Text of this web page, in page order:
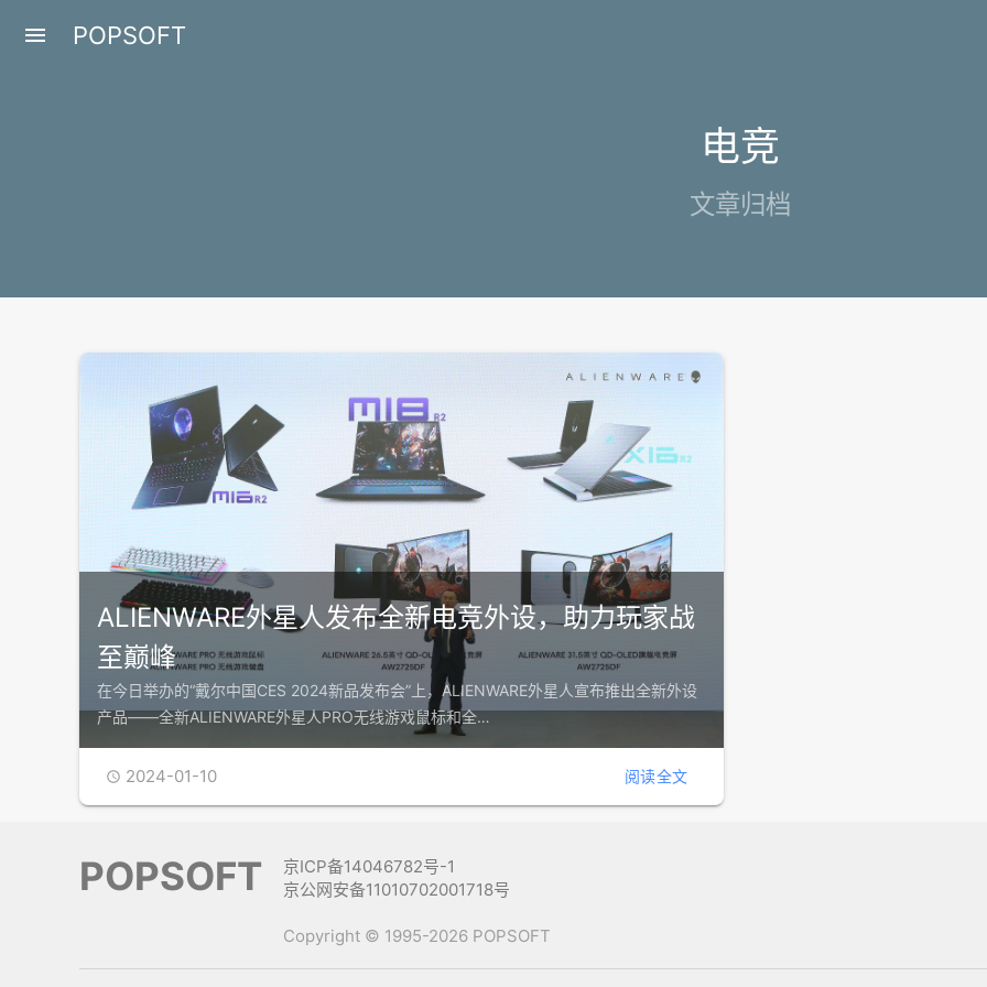
menu POPSOFT
电竞
文章归档
ALIENWARE外星人发布全新电竞外设，助力玩家战
至巅峰
在今日举办的“戴尔中国CES 2024新品发布会”上，ALIENWARE外星人宣布推出全新外设
产品——全新ALIENWARE外星人PRO无线游戏鼠标和全…
 2024-01-10 阅读全文
POPSOFT
京ICP备14046782号-1
京公网安备11010702001718号
Copyright © 1995-2026 POPSOFT